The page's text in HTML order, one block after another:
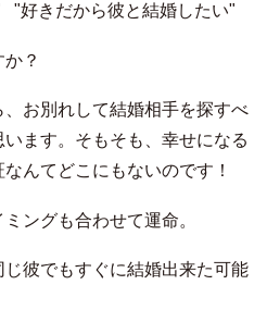
"好きだから彼と結婚したい"
？
お別れして結婚相手を探すべ
ます。そもそも、幸せになる
んてどこにもないのです！
ングも合わせて運命。
じ彼でもすぐに結婚出来た可能